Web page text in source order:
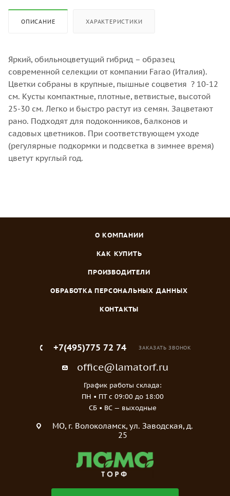
ОПИСАНИЕ ХАРАКТЕРИСТИКИ
Яркий, обильноцветущий гибрид – образец
современной селекции от компании Farao (Италия).
Цветки собраны в крупные, пышные соцветия ? 10-12
см. Кусты компактные, плотные, ветвистые, высотой
25-30 см. Легко и быстро растут из семян. Зацветают
рано. Подходят для подоконников, балконов и
садовых цветников. При соответствующем уходе
(регулярные подкормки и подсветка в зимнее время)
цветут круглый год.
О КОМПАНИИ
КАК КУПИТЬ
ПРОИЗВОДИТЕЛИ
ОБРАБОТКА ПЕРСОНАЛЬНЫХ ДАННЫХ
КОНТАКТЫ
+7(495)775 72 74 ЗАКАЗАТЬ ЗВОНОК
office@lamatorf.ru
График работы склада:
ПН • ПТ c 09:00 до 18:00
СБ • ВС — выходные
МO, г. Волоколамск, ул. Заводская, д.
25